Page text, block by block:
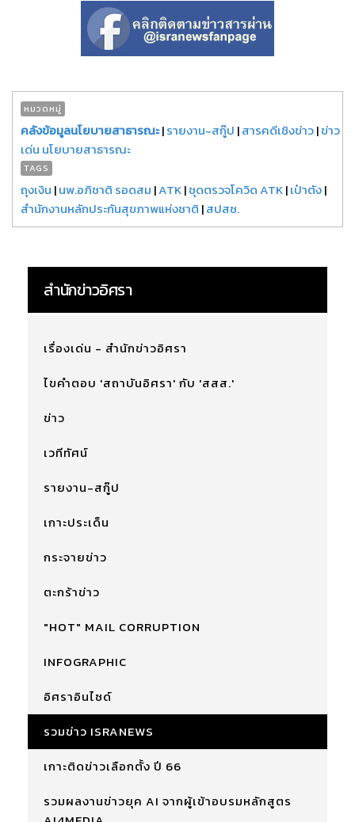
หมวดหมู่
คลังข้อมูลนโยบายสาธารณะ|รายงาน-สกู๊ป |สารคดีเชิงข่าว|ข่าว
เด่น นโยบายสาธารณะ
TAGS
ถุงเงิน |นพ.อภิชาติ รอดสม |ATK|ชุดตรวจโควิด ATK|เป๋าตัง|
สำนักงานหลักประกันสุขภาพแห่งชาติ |สปสช.
สำนักข่าวอิศรา
เรื่องเด่น - สำนักข่าวอิศรา
ไขคำตอบ 'สถาบันอิศรา' กับ 'สสส.'
ข่าว
เวทีทัศน์
รายงาน-สกู๊ป
เกาะประเด็น
กระจายข่าว
ตะกร้าข่าว
"HOT" MAIL CORRUPTION
INFOGRAPHIC
อิศราอินไซด์
รวมข่าว ISRANEWS
เกาะติดข่าวเลือกตั้ง ปี 66
รวมผลงานข่าวยุค AI จากผู้เข้าอบรมหลักสูตร